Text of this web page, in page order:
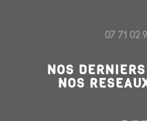
07 71 02
NOS
NOS